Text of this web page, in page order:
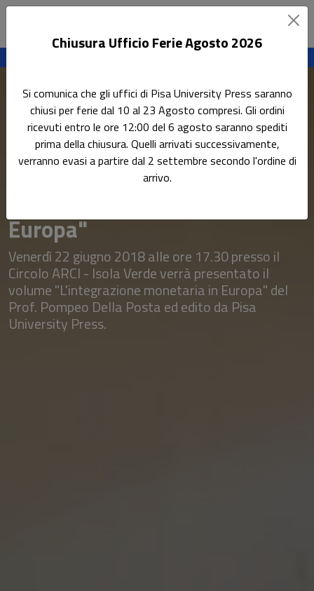
Home Tutti gli eventi
Presentazione del volume "L'integrazione monetaria in
Europa"
Presentazione del volume
Europa"
Venerdì 22 giugno 2018 alle ore 17.30 presso il
Circolo ARCI - Isola Verde verrà presentato il
volume "L'integrazione monetaria in Europa" del
Prof. Pompeo Della Posta ed edito da Pisa
University Press.
Chiusura Ufficio Ferie Agosto 2026
Si comunica che gli uffici di Pisa University Press saranno
chiusi per ferie dal 10 al 23 Agosto compresi. Gli ordini
ricevuti entro le ore 12:00 del 6 agosto saranno spediti
prima della chiusura. Quelli arrivati successivamente,
verranno evasi a partire dal 2 settembre secondo l'ordine di
arrivo.